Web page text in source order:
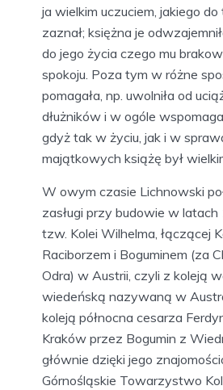
ja wielkim uczuciem, jakiego do
zaznał; księżna je
do jego życia czego mu
spokoju. Poza tym w różne
pomagała, np. uwolniła od
dłużników i w ogóle
gdyż tak w życiu, jak i w
majątkowych książę był
W owym czasie Lichnowski
zasługi przy budowie w
tzw. Kolei Wilhelma, łączącej
Raciborzem i Boguminem (za
Odra) w Austrii, czyli z koleją
wiedeńską nazywaną w
koleją północna cesarza
Kraków przez Bogumin z
głównie dzięki jego
Górnośląskie Towarzystwo